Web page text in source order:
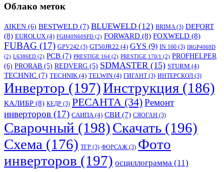
Облако меток
AIKEN (6) BESTWELD (7) BLUEWELD (12) BRIMA (3) DEFORT
(8) EUROLUX (4) FGH40N60SFD (2) FORWARD (8) FOXWELD (8)
FUBAG (17) GPV242 (3) GT50JR22 (4) GYS (9) IN 160 (3) IRGP4068D
(2) L6386ED (2) PCB (7) PRESTIGE 164 (2) PRESTIGE 170/1 (2) PROFHELPER
(6) PRORAB (5) REDVERG (5) SDMASTER (15) STURM (4)
TECHNIC (7) TECHNIK (4) TELWIN (4) ГИГАНТ(3) ИНТЕРСКОЛ (3)
Инвертор (197)Инструкция (186)
КАЛИБР (8) КЕДР (3) РЕСАНТА (34)Ремонт
инверторов (17) САИПА (4) СВИ (7) СЯОГАН (3)
Сварочный (198)Скачать (196)
Схема (176) ТГР (3) ФОРСАЖ (3) Фото
инверторов (197) осциллограмма (11)